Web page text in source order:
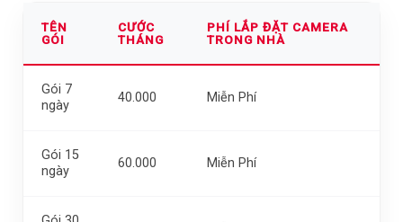
TÊN
GÓI
CƯỚC
THÁNG
PHÍ LẮP ĐẶT CAMERA
TRONG NHÀ
Gói 7
ngày
40.000 Miễn Phí
Gói 15
ngày
60.000 Miễn Phí